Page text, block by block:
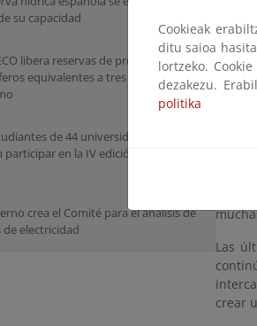
su capacidad
libera reservas de productos
equivalentes a tres días de
de 44 universidades públicas
en la IV edición de Campus
crea el Comité para el análisis de
de electricidad
doble
Esta
para
más
Las
crear
Cookieak
ditu saioa
lortzeko.
dezakezu.
politika